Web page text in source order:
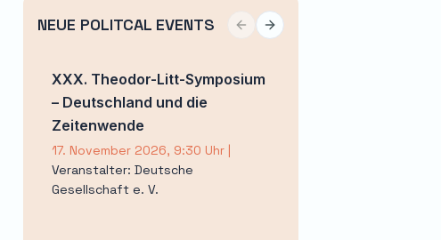
NEUE POLITCAL EVENTS Previous slide
Next slide
XXX. Theodor-Litt-Symposium
– Deutschland und die
Zeitenwende
17. November 2026, 9:30 Uhr|
Veranstalter: Deutsche
Gesellschaft e. V.